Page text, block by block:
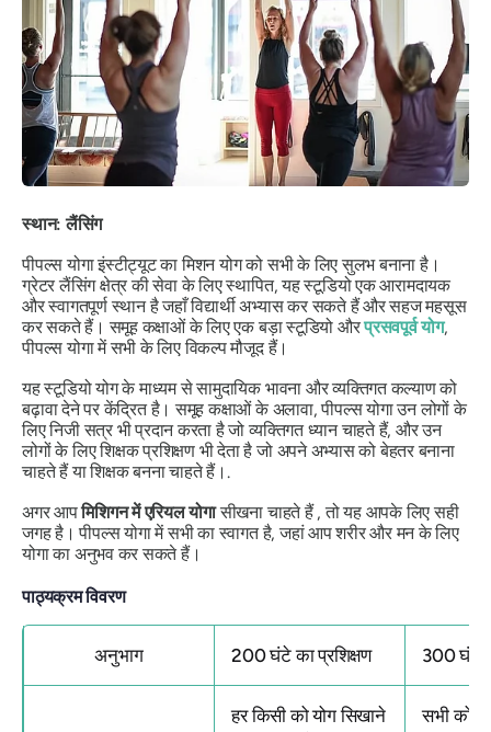
स्थान: लैंसिंग
पीपल्स योगा इंस्टीट्यूट का मिशन योग को सभी के लिए सुलभ बनाना है।
ग्रेटर लैंसिंग क्षेत्र की सेवा के लिए स्थापित, यह स्टूडियो एक आरामदायक
और स्वागतपूर्ण स्थान है जहाँ विद्यार्थी अभ्यास कर सकते हैं और सहज महसूस
कर सकते हैं। समूह कक्षाओं के लिए एक बड़ा स्टूडियो औरप्रसवपूर्व योग,
पीपल्स योगा में सभी के लिए विकल्प मौजूद हैं।
यह स्टूडियो योग के माध्यम से सामुदायिक भावना और व्यक्तिगत कल्याण को
बढ़ावा देने पर केंद्रित है। समूह कक्षाओं के अलावा, पीपल्स योगा उन लोगों के
लिए निजी सत्र भी प्रदान करता है जो व्यक्तिगत ध्यान चाहते हैं, और उन
लोगों के लिए शिक्षक प्रशिक्षण भी देता है जो अपने अभ्यास को बेहतर बनाना
चाहते हैं या शिक्षक बनना चाहते हैं।.
अगर आपमिशिगन में एरियल योगासीखना चाहते हैं , तो यह आपके लिए सही
जगह है। पीपल्स योगा में सभी का स्वागत है, जहां आप शरीर और मन के लिए
योगा का अनुभव कर सकते हैं।
पाठ्यक्रम विवरण
अनुभाग 200 घंटे का प्रशिक्षण 300 घंटे
हर किसी को योग सिखाने
सभी को